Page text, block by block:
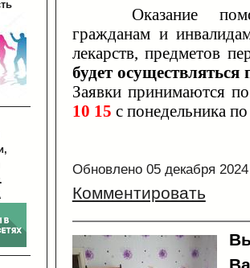
Оказание
гражданам и
лекарств, предметов
будет
Заявки принимаются
10 15 с понедельника
Обновлено 05 декабря 2024
Комментировать